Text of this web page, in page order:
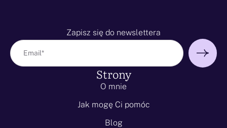
Zapisz się do newslettera
Strony
O mnie
Jak mogę Ci pomóc
Blog